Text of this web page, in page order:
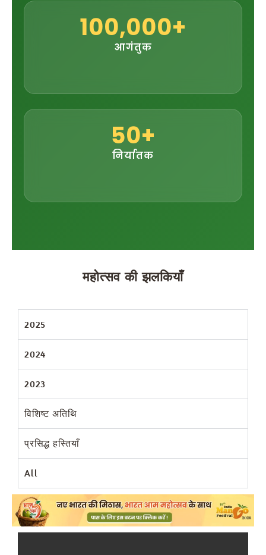
100,000+
आगंतुक
50+
निर्यातक
महोत्सव की झलकियाँ
2025
2024
2023
विशिष्ट अतिथि
प्रसिद्ध हस्तियाँ
All